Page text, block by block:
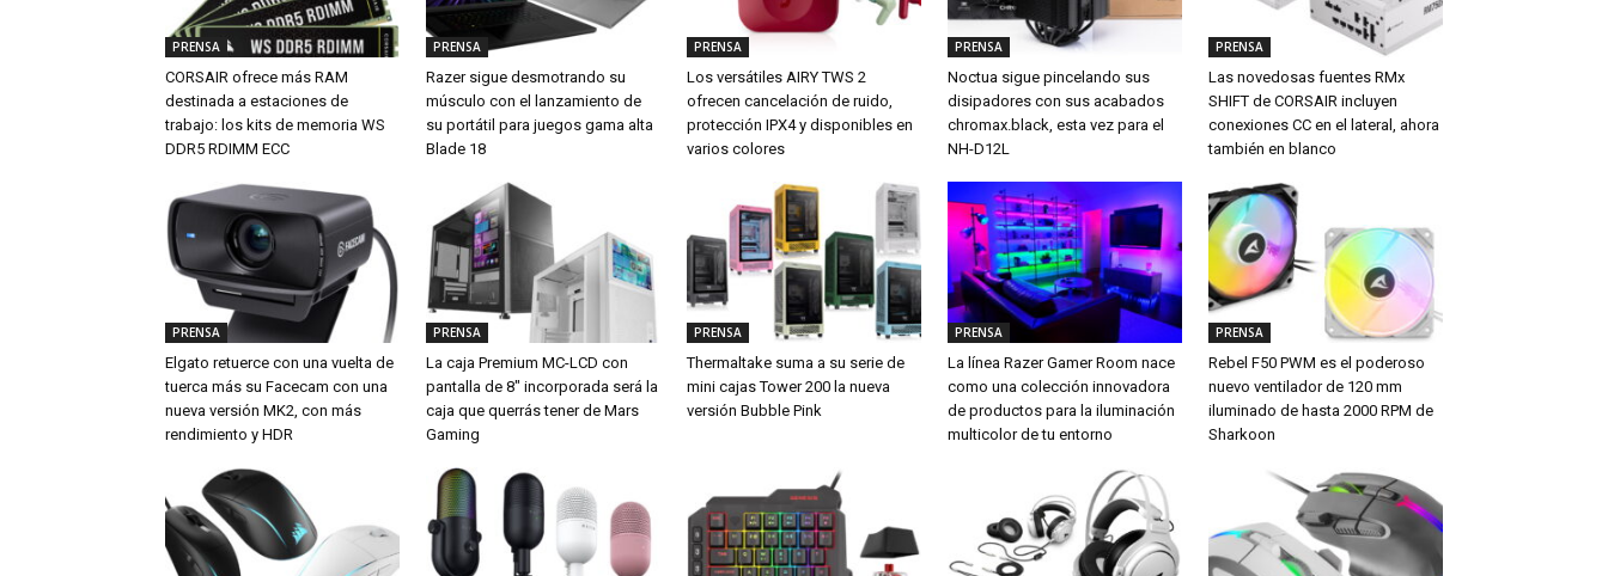
PRENSA
CORSAIR ofrece más RAM
destinada a estaciones de
trabajo: los kits de memoria WS
DDR5 RDIMM ECC
PRENSA
Razer sigue desmotrando su
músculo con el lanzamiento de
su portátil para juegos gama alta
Blade 18
PRENSA
Los versátiles AIRY TWS 2
ofrecen cancelación de ruido,
protección IPX4 y disponibles en
varios colores
PRENSA
Noctua sigue pincelando sus
disipadores con sus acabados
chromax.black, esta vez para el
NH-D12L
PRENSA
Las novedosas fuentes RMx
SHIFT de CORSAIR incluyen
conexiones CC en el lateral, ahora
también en blanco
PRENSA
Elgato retuerce con una vuelta de
tuerca más su Facecam con una
nueva versión MK2, con más
rendimiento y HDR
PRENSA
La caja Premium MC-LCD con
pantalla de 8″ incorporada será la
caja que querrás tener de Mars
Gaming
PRENSA
Thermaltake suma a su serie de
mini cajas Tower 200 la nueva
versión Bubble Pink
PRENSA
La línea Razer Gamer Room nace
como una colección innovadora
de productos para la iluminación
multicolor de tu entorno
PRENSA
Rebel F50 PWM es el poderoso
nuevo ventilador de 120 mm
iluminado de hasta 2000 RPM de
Sharkoon